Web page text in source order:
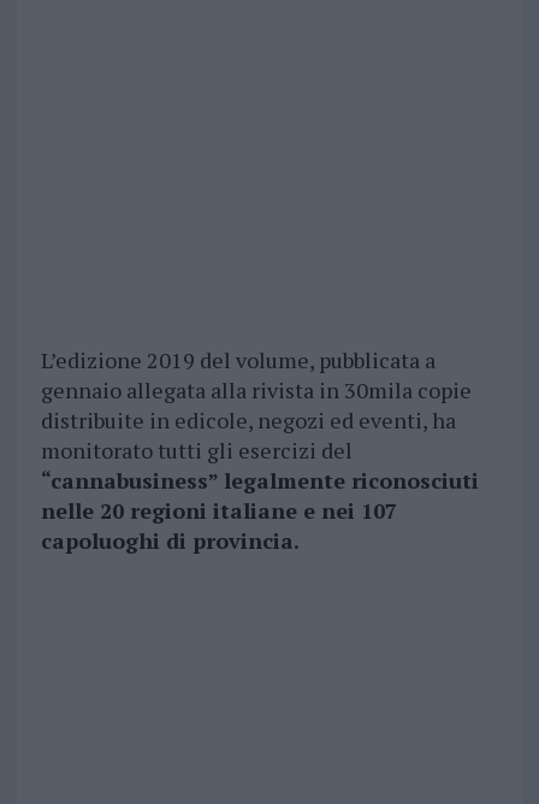
L’edizione 2019 del volume, pubblicata a
gennaio allegata alla rivista in 30mila copie
distribuite in edicole, negozi ed eventi, ha
monitorato tutti gli esercizi del
“cannabusiness” legalmente riconosciuti
nelle 20 regioni italiane e nei 107
capoluoghi di provincia.